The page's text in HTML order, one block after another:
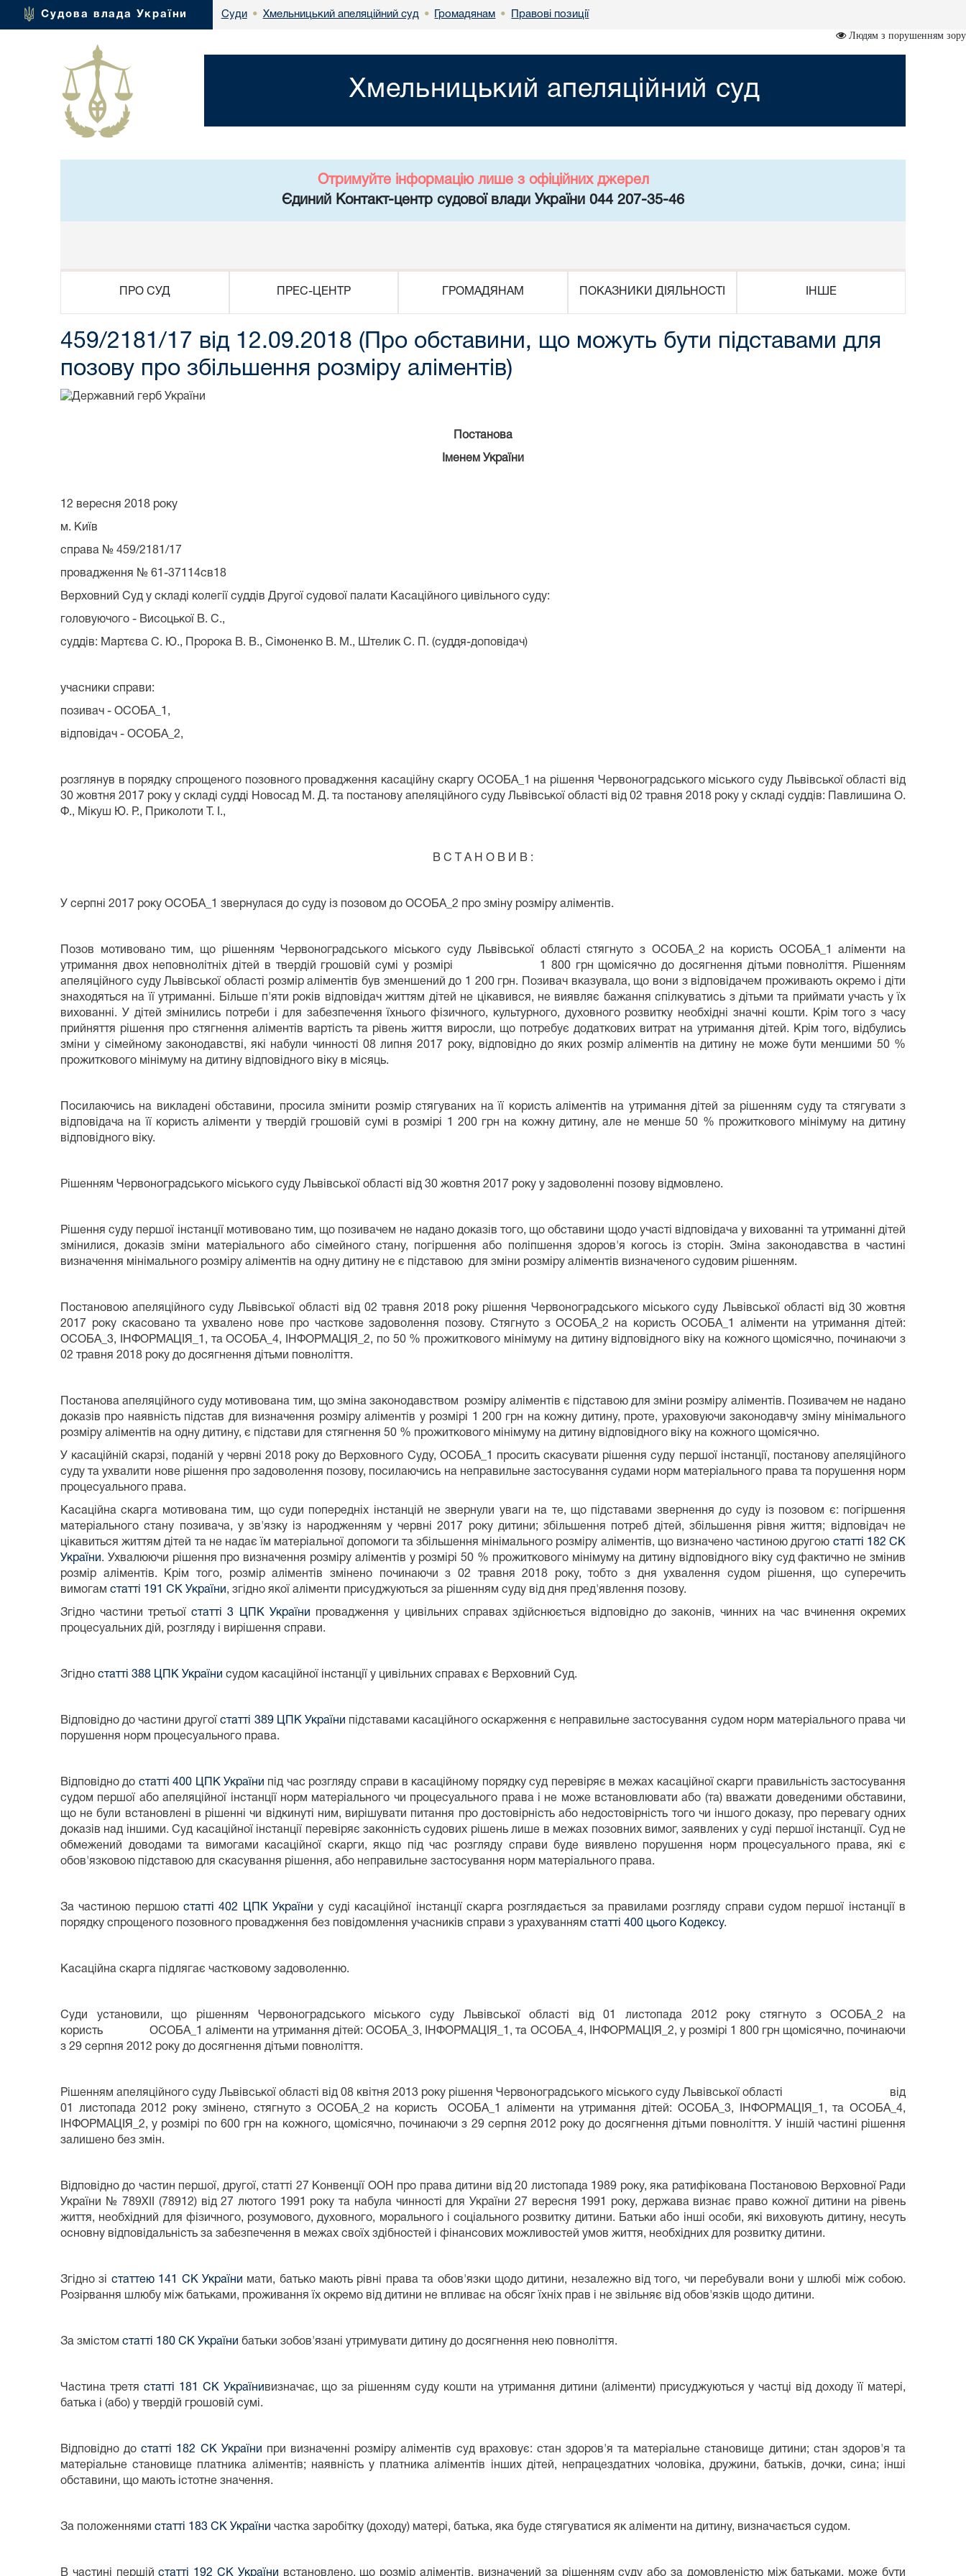
Судова влада України Суди • Хмельницький апеляційний суд • Громадянам • Правові позиції
Людям з порушенням зору
Хмельницький апеляційний суд
Отримуйте інформацію лише з офіційних джерел
Єдиний Контакт-центр судової влади України 044 207-35-46
ПРО СУД ПРЕС-ЦЕНТР ГРОМАДЯНАМ ПОКАЗНИКИ ДІЯЛЬНОСТІ ІНШЕ
459/2181/17 від 12.09.2018 (Про обставини, що можуть бути підставами для
позову про збільшення розміру аліментів)
Постанова
Іменем України
12 вересня 2018 року
м. Київ
справа № 459/2181/17
провадження № 61-37114св18
Верховний Суд у складі колегії суддів Другої судової палати Касаційного цивільного суду:
головуючого - Висоцької В. С.,
суддів: Мартєва С. Ю., Пророка В. В., Сімоненко В. М., Штелик С. П. (суддя-доповідач)
учасники справи:
позивач - ОСОБА_1,
відповідач - ОСОБА_2,
розглянув в порядку спрощеного позовного провадження касаційну скаргу ОСОБА_1 на рішення Червоноградського міського суду Львівської області від
30 жовтня 2017 року у складі судді Новосад М. Д. та постанову апеляційного суду Львівської області від 02 травня 2018 року у складі суддів: Павлишина О.
Ф., Мікуш Ю. Р., Приколоти Т. І.,
В С Т А Н О В И В :
У серпні 2017 року ОСОБА_1 звернулася до суду із позовом до ОСОБА_2 про зміну розміру аліментів.
Позов мотивовано тим, що рішенням Червоноградського міського суду Львівської області стягнуто з ОСОБА_2 на користь ОСОБА_1 аліменти на
утримання двох неповнолітніх дітей в твердій грошовій сумі у розмірі 1 800 грн щомісячно до досягнення дітьми повноліття. Рішенням
апеляційного суду Львівської області розмір аліментів був зменшений до 1 200 грн. Позивач вказувала, що вони з відповідачем проживають окремо і діти
знаходяться на її утриманні. Більше п'яти років відповідач життям дітей не цікавився, не виявляє бажання спілкуватись з дітьми та приймати участь у їх
вихованні. У дітей змінились потреби і для забезпечення їхнього фізичного, культурного, духовного розвитку необхідні значні кошти. Крім того з часу
прийняття рішення про стягнення аліментів вартість та рівень життя виросли, що потребує додаткових витрат на утримання дітей. Крім того, відбулись
зміни у сімейному законодавстві, які набули чинності 08 липня 2017 року, відповідно до яких розмір аліментів на дитину не може бути меншими 50 %
прожиткового мінімуму на дитину відповідного віку в місяць.
Посилаючись на викладені обставини, просила змінити розмір стягуваних на її користь аліментів на утримання дітей за рішенням суду та стягувати з
відповідача на її користь аліменти у твердій грошовій сумі в розмірі 1 200 грн на кожну дитину, але не менше 50 % прожиткового мінімуму на дитину
відповідного віку.
Рішенням Червоноградського міського суду Львівської області від 30 жовтня 2017 року у задоволенні позову відмовлено.
Рішення суду першої інстанції мотивовано тим, що позивачем не надано доказів того, що обставини щодо участі відповідача у вихованні та утриманні дітей
змінилися, доказів зміни матеріального або сімейного стану, погіршення або поліпшення здоров'я когось із сторін. Зміна законодавства в частині
визначення мінімального розміру аліментів на одну дитину не є підставою для зміни розміру аліментів визначеного судовим рішенням.
Постановою апеляційного суду Львівської області від 02 травня 2018 року рішення Червоноградського міського суду Львівської області від 30 жовтня
2017 року скасовано та ухвалено нове про часткове задоволення позову. Стягнуто з ОСОБА_2 на користь ОСОБА_1 аліменти на утримання дітей:
ОСОБА_3, ІНФОРМАЦІЯ_1, та ОСОБА_4, ІНФОРМАЦІЯ_2, по 50 % прожиткового мінімуму на дитину відповідного віку на кожного щомісячно, починаючи з
02 травня 2018 року до досягнення дітьми повноліття.
Постанова апеляційного суду мотивована тим, що зміна законодавством розміру аліментів є підставою для зміни розміру аліментів. Позивачем не надано
доказів про наявність підстав для визначення розміру аліментів у розмірі 1 200 грн на кожну дитину, проте, ураховуючи законодавчу зміну мінімального
розміру аліментів на одну дитину, є підстави для стягнення 50 % прожиткового мінімуму на дитину відповідного віку на кожного щомісячно.
У касаційній скарзі, поданій у червні 2018 року до Верховного Суду, ОСОБА_1 просить скасувати рішення суду першої інстанції, постанову апеляційного
суду та ухвалити нове рішення про задоволення позову, посилаючись на неправильне застосування судами норм матеріального права та порушення норм
процесуального права.
Касаційна скарга мотивована тим, що суди попередніх інстанцій не звернули уваги на те, що підставами звернення до суду із позовом є: погіршення
матеріального стану позивача, у зв'язку із народженням у червні 2017 року дитини; збільшення потреб дітей, збільшення рівня життя; відповідач не
цікавиться життям дітей та не надає їм матеріальної допомоги та збільшення мінімального розміру аліментів, що визначено частиною другою статті 182 СК
України. Ухвалюючи рішення про визначення розміру аліментів у розмірі 50 % прожиткового мінімуму на дитину відповідного віку суд фактично не змінив
розмір аліментів. Крім того, розмір аліментів змінено починаючи з 02 травня 2018 року, тобто з дня ухвалення судом рішення, що суперечить
вимогам статті 191 СК України, згідно якої аліменти присуджуються за рішенням суду від дня пред'явлення позову.
Згідно частини третьоїстатті 3 ЦПК України провадження у цивільних справах здійснюється відповідно до законів, чинних на час вчинення окремих
процесуальних дій, розгляду і вирішення справи.
Згідно статті 388 ЦПК України судом касаційної інстанції у цивільних справах є Верховний Суд.
Відповідно до частини другоїстатті 389 ЦПК України підставами касаційного оскарження є неправильне застосування судом норм матеріального права чи
порушення норм процесуального права.
Відповідно до статті 400 ЦПК України під час розгляду справи в касаційному порядку суд перевіряє в межах касаційної скарги правильність застосування
судом першої або апеляційної інстанції норм матеріального чи процесуального права і не може встановлювати або (та) вважати доведеними обставини,
що не були встановлені в рішенні чи відкинуті ним, вирішувати питання про достовірність або недостовірність того чи іншого доказу, про перевагу одних
доказів над іншими. Суд касаційної інстанції перевіряє законність судових рішень лише в межах позовних вимог, заявлених у суді першої інстанції. Суд не
обмежений доводами та вимогами касаційної скарги, якщо під час розгляду справи буде виявлено порушення норм процесуального права, які є
обов'язковою підставою для скасування рішення, або неправильне застосування норм матеріального права.
За частиною першоюстатті 402 ЦПК України у суді касаційної інстанції скарга розглядається за правилами розгляду справи судом першої інстанції в
порядку спрощеного позовного провадження без повідомлення учасників справи з урахуванням статті 400 цього Кодексу.
Касаційна скарга підлягає частковому задоволенню.
Суди установили, що рішенням Червоноградського міського суду Львівської області від 01 листопада 2012 року стягнуто з ОСОБА_2 на
користь ОСОБА_1 аліменти на утримання дітей: ОСОБА_3, ІНФОРМАЦІЯ_1, та ОСОБА_4, ІНФОРМАЦІЯ_2, у розмірі 1 800 грн щомісячно, починаючи
з 29 серпня 2012 року до досягнення дітьми повноліття.
Рішенням апеляційного суду Львівської області від 08 квітня 2013 року рішення Червоноградського міського суду Львівської області від
01 листопада 2012 року змінено, стягнуто з ОСОБА_2 на користь ОСОБА_1 аліменти на утримання дітей: ОСОБА_3, ІНФОРМАЦІЯ_1, та ОСОБА_4,
ІНФОРМАЦІЯ_2, у розмірі по 600 грн на кожного, щомісячно, починаючи з 29 серпня 2012 року до досягнення дітьми повноліття. У іншій частині рішення
залишено без змін.
Відповідно до частин першої, другої, статті 27 Конвенції ООН про права дитини від 20 листопада 1989 року, яка ратифікована Постановою Верховної Ради
України № 789ХІІ (78912) від 27 лютого 1991 року та набула чинності для України 27 вересня 1991 року, держава визнає право кожної дитини на рівень
життя, необхідний для фізичного, розумового, духовного, морального і соціального розвитку дитини. Батьки або інші особи, які виховують дитину, несуть
основну відповідальність за забезпечення в межах своїх здібностей і фінансових можливостей умов життя, необхідних для розвитку дитини.
Згідно зі статтею 141 СК України мати, батько мають рівні права та обов'язки щодо дитини, незалежно від того, чи перебували вони у шлюбі між собою.
Розірвання шлюбу між батьками, проживання їх окремо від дитини не впливає на обсяг їхніх прав і не звільняє від обов'язків щодо дитини.
За змістом статті 180 СК України батьки зобов'язані утримувати дитину до досягнення нею повноліття.
Частина третя статті 181 СК Українивизначає, що за рішенням суду кошти на утримання дитини (аліменти) присуджуються у частці від доходу її матері,
батька і (або) у твердій грошовій сумі.
Відповідно достатті 182 СК України при визначенні розміру аліментів суд враховує: стан здоров'я та матеріальне становище дитини; стан здоров'я та
матеріальне становище платника аліментів; наявність у платника аліментів інших дітей, непрацездатних чоловіка, дружини, батьків, дочки, сина; інші
обставини, що мають істотне значення.
За положеннями статті 183 СК України частка заробітку (доходу) матері, батька, яка буде стягуватися як аліменти на дитину, визначається судом.
В частині першійстатті 192 СК України встановлено, що розмір аліментів, визначений за рішенням суду або за домовленістю між батьками, може бути